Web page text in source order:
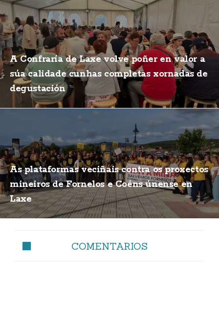
A Confraría de Laxe volve poñer en valor a
súa calidade cunhas completas xornadas de
degustación
As plataformas veciñais contra os proxectos
mineiros de Fornelos e Coéns únense en
Laxe
COMENTARIOS